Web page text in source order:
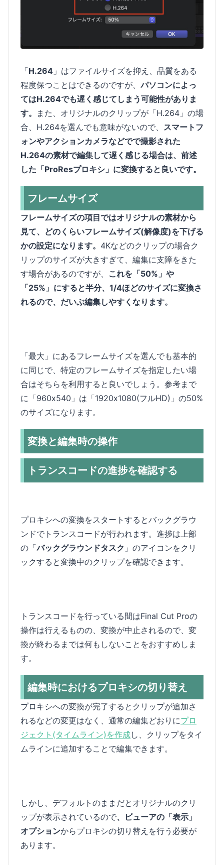
「H.264 」はファイルサイズを抑え、品質をある
程度保つことはできるのですが、パソコンによっ
てはH.264でも遅く感じてしまう可能性がありま
す。
また、オリジナルのクリップが「H.264」の場
合、H.264を選んでも意味がないので、 スマートフ
ォンやアクションカメラなどでで撮影された
H.264の素材で編集して遅く感じる場合は、前述
した「ProResプロキシ」に変換すると良いです。
フレームサイズ
フレームサイズの項目ではオリジナルの素材から
見て、どのくらいフレームサイズ(解像度)を下げる
かの設定になります。 4Kなどのクリップの場合ク
リップのサイズが大きすぎて、編集に支障をきた
す場合があるのですが、 これを「50%」や
「25%」にすると半分、1/4ほどのサイズに変換さ
れるので、だいぶ編集しやすくなります。
「最大」にあるフレームサイズを選んでも基本的
に同じで、特定のフレームサイズを指定したい場
合はそちらを利用すると良いでしょう。参考まで
に「960x540」は「1920x1080(フルHD)」の50%
のサイズになります。
変換と編集時の操作
トランスコードの進捗を確認する
プロキシへの変換をスタートするとバックグラウ
ンドでトランスコードが行われます。進捗は上部
の「バックグラウンドタスク 」のアイコンをクリ
ックすると変換中のクリップを確認できます。
トランスコードを行っている間はFinal Cut Proの
操作は行えるものの、変換が中止されるので、変
換が終わるまでは何もしないことをおすすめしま
す。
編集時におけるプロキシの切り替え
プロキシへの変換が完了するとクリップが追加さ
れるなどの変更はなく、通常の編集どおりにプロ
ジェクト(タイムライン)を作成し、クリップをタイ
ムラインに追加することで編集できます。
しかし、デフォルトのままだとオリジナルのクリ
ップが表示されているので、ビューアの「表示」
オプションからプロキシの切り替えを行う必要が
あります。